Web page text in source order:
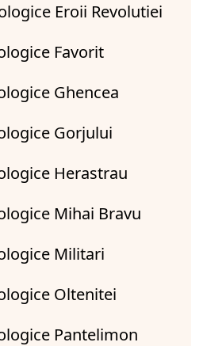
Eroii Revolutiei
Favorit
Ghencea
Gorjului
Herastrau
Mihai Bravu
Militari
Oltenitei
Pantelimon